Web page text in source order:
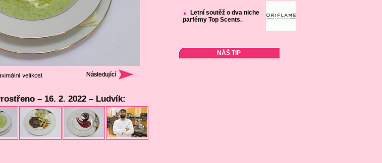
– 16. 2. 2022 – Ludvík:
Letní soutěž o dva niche
parfémy Top Scents.
NÁŠ TIP